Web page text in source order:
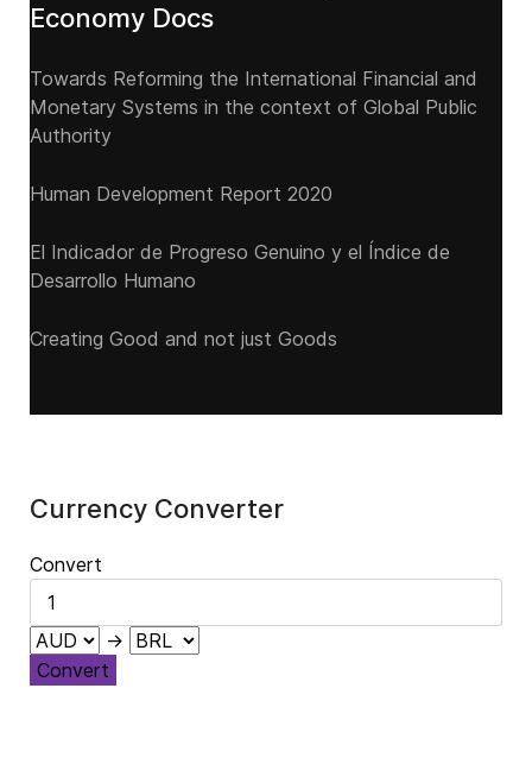
Economy Docs
Towards Reforming the International Financial and
Monetary Systems in the context of Global Public
Authority
Human Development Report 2020
El Indicador de Progreso Genuino y el Índice de
Desarrollo Humano
Creating Good and not just Goods
Currency Converter
Convert
→
Convert